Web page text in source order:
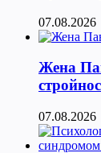
07.08.2026
Жена
07.08.2026